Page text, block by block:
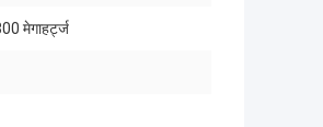
मेगाहर्ट्ज